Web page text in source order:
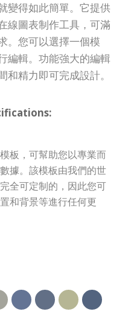
變得如此簡單。它提供
線圖表制作工具，可滿
。您可以選擇一個模
編輯。功能強大的編輯
精力即可完成設計。
板，可幫助您以專業而
據。該模板由我們的世
全可定制的，因此您可
和背景等進行任何更